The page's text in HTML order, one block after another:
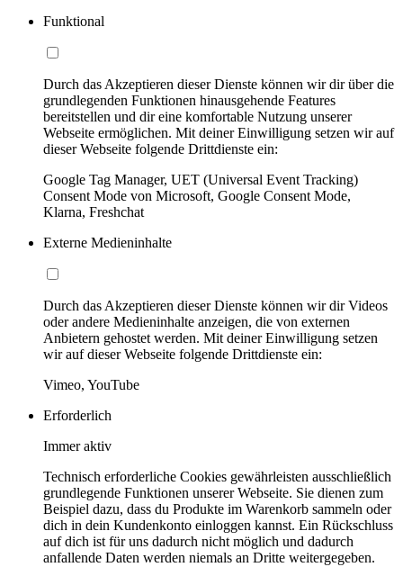
Funktional
Durch das Akzeptieren dieser Dienste können wir dir über die
grundlegenden Funktionen hinausgehende Features
bereitstellen und dir eine komfortable Nutzung unserer
Webseite ermöglichen. Mit deiner Einwilligung setzen wir auf
dieser Webseite folgende Drittdienste ein:
Google Tag Manager, UET (Universal Event Tracking)
Consent Mode von Microsoft, Google Consent Mode,
Klarna, Freshchat
Externe Medieninhalte
Durch das Akzeptieren dieser Dienste können wir dir Videos
oder andere Medieninhalte anzeigen, die von externen
Anbietern gehostet werden. Mit deiner Einwilligung setzen
wir auf dieser Webseite folgende Drittdienste ein:
Vimeo, YouTube
Erforderlich
Immer aktiv
Technisch erforderliche Cookies gewährleisten ausschließlich
grundlegende Funktionen unserer Webseite. Sie dienen zum
Beispiel dazu, dass du Produkte im Warenkorb sammeln oder
dich in dein Kundenkonto einloggen kannst. Ein Rückschluss
auf dich ist für uns dadurch nicht möglich und dadurch
anfallende Daten werden niemals an Dritte weitergegeben.